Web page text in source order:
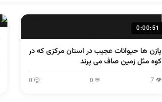
0:00:51
پازن ها حیوانات عجیب در استان مرکزی که در
کوه مثل زمین صاف می پرند
👁 7
💬 0
😊 0